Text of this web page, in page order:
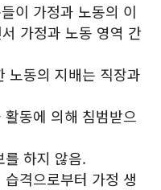
이 가정과 노동의 이
가정과 노동 영역 간
노동의 지배는 직장과
동에 의해 침범받으
하지 않음.
격으로부터 가정 생